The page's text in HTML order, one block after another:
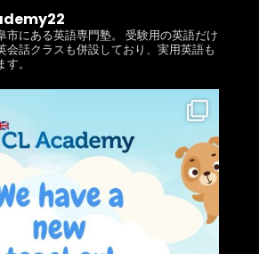
市にある英語専門塾。 受験用の英語だけ
会話クラスも併設しており、実用英語も
。